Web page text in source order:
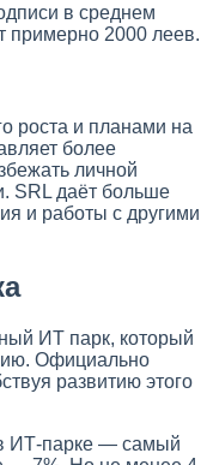
в среднем
примерно 2000 леев.
роста и планами на
более
личной
SRL даёт больше
и работы с другими
ИТ парк, который
Официально
развитию этого
ИТ-парке — самый